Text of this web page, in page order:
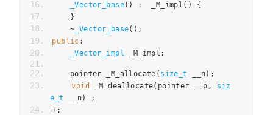
_Vector_base() :
  _M_impl
()
{
}
~ _Vector_base();
public :
_Vector_impl _M_impl ;
    pointer _M_allocate
( size_t __n);
void
_M_deallocate( pointer __p ,
siz
e_t
__n)
;
};